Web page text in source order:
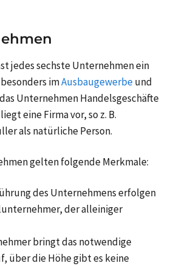
jedes sechste Unternehmen ein
imAusbaugewerbeund
Unternehmen Handelsgeschäfte
eine Firma vor, so z. B.
als natürliche Person.
gelten folgende Merkmale:
des Unternehmens erfolgen
der alleiniger
bringt das notwendige
über die Höhe gibt es keine